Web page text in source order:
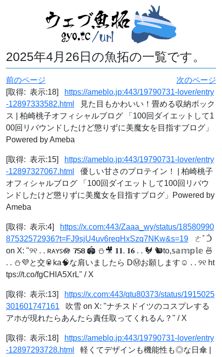
2025年4月26日の魚拓の一覧です。
前のページ
次のページ
[取得: 表示:18]
https://ameblo.jp:443/19790731-lover/entry
-12897333582.html
見た目もかわいい！畳める収納ボック
ス | 柏崎桃子オフィシャルブログ 「100回ダイエットして1
00回リバウンドしたけど懲りずに美魔女を目指すブログ」
Powered by Ameba
[取得: 表示:15]
https://ameblo.jp:443/19790731-lover/entry
-12897327067.html
優しい甘さのプロテイン！ | 柏崎桃子
オフィシャルブログ 「100回ダイエットして100回リバウ
ンドしたけど懲りずに美魔女を目指すブログ」Powered by
Ameba
[取得: 表示:4]
https://x.com:443/Zaaa_wy/status/18580990
87532572936?t=FJ9sjU4uv6reqHxSzq7NKw&s=19 ㄜﾞᑑ
on X: "୨୧ . . ʀᴀʏꜱ🪷 𝟳𝟱𝟴 🏟️ ⛄️🎥 𝟏𝟏. 𝟏𝟔 . . 🐓 🐿to,𝕤𝕒𝕞𝕡𝕝𝕖 🍜
. . ⛄️💜と交🥫ka🧠な肩いましたら DⓂ️お願します︎︎︎︎︎☺︎ . . ୨୧ ht
tps://t.co/fgCHlA5XrL" / X
[取得: 表示:13]
https://x.com:443/qtu80373/status/1915025
301601747161 吹雪 on X: "ナチスドイツのコスプレする
アホが現れたらあんたら責任取ってくれるん？" / X
[取得: 表示:18]
https://ameblo.jp:443/19790731-lover/entry
-12897293728.html
軽くてデザインも機能性も◎な日傘 |